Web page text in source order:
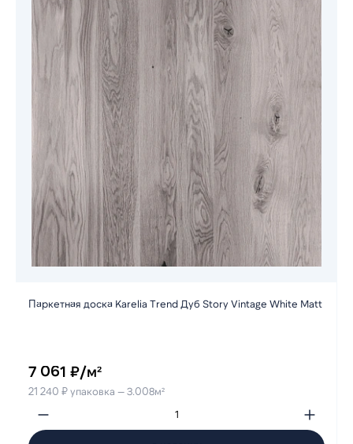
Паркетная доска Karelia Trend Дуб Story Vintage White Matt
7 061 ₽/м²
21 240 ₽ упаковка — 3.008м²